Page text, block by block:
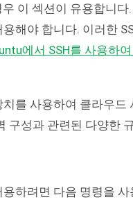
이 섹션이 유용합니
해야 합니다. 이러한
에서 SSH를 사용하
를 사용하여 클라우
구성과 관련된 다양한
하려면 다음 명령을 사